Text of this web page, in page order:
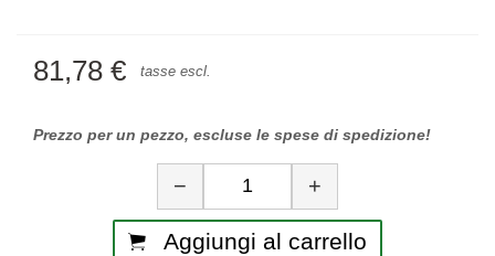
81,78 € tasse escl.
Prezzo per un pezzo, escluse le spese di spedizione!
Quantità
− +
Aggiungi al carrello